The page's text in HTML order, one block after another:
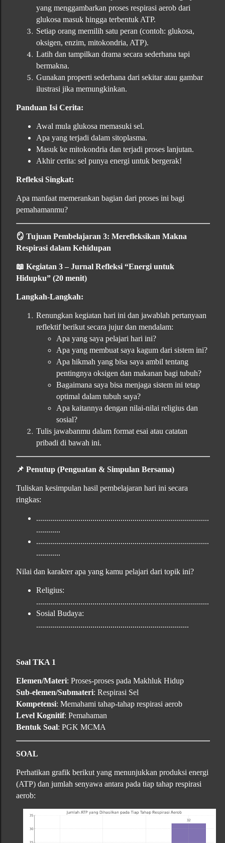
yang menggambarkan proses respirasi aerob dari
glukosa masuk hingga terbentuk ATP.
Setiap orang memilih satu peran (contoh: glukosa,
oksigen, enzim, mitokondria, ATP).
Latih dan tampilkan drama secara sederhana tapi
bermakna.
Gunakan properti sederhana dari sekitar atau gambar
ilustrasi jika memungkinkan.
Panduan Isi Cerita:
Awal mula glukosa memasuki sel.
Apa yang terjadi dalam sitoplasma.
Masuk ke mitokondria dan terjadi proses lanjutan.
Akhir cerita: sel punya energi untuk bergerak!
Refleksi Singkat:
Apa manfaat memerankan bagian dari proses ini bagi
pemahamanmu?
🪞 Tujuan Pembelajaran 3: Merefleksikan Makna
Respirasi dalam Kehidupan
📖 Kegiatan 3 – Jurnal Refleksi “Energi untuk
Hidupku” (20 menit)
Langkah-Langkah:
Renungkan kegiatan hari ini dan jawablah pertanyaan
reflektif berikut secara jujur dan mendalam:
Apa yang saya pelajari hari ini?
Apa yang membuat saya kagum dari sistem ini?
Apa hikmah yang bisa saya ambil tentang
pentingnya oksigen dan makanan bagi tubuh?
Bagaimana saya bisa menjaga sistem ini tetap
optimal dalam tubuh saya?
Apa kaitannya dengan nilai-nilai religius dan
sosial?
Tulis jawabanmu dalam format esai atau catatan
pribadi di bawah ini.
📌 Penutup (Penguatan & Simpulan Bersama)
Tuliskan kesimpulan hasil pembelajaran hari ini secara
ringkas:
......................................................................................
............
......................................................................................
............
Nilai dan karakter apa yang kamu pelajari dari topik ini?
Religius:
......................................................................................
Sosial Budaya:
............................................................................
Soal TKA 1
Elemen/Materi: Proses-proses pada Makhluk Hidup
Sub-elemen/Submateri: Respirasi Sel
Kompetensi: Memahami tahap-tahap respirasi aerob
Level Kognitif: Pemahaman
Bentuk Soal: PGK MCMA
SOAL
Perhatikan grafik berikut yang menunjukkan produksi energi
(ATP) dan jumlah senyawa antara pada tiap tahap respirasi
aerob: